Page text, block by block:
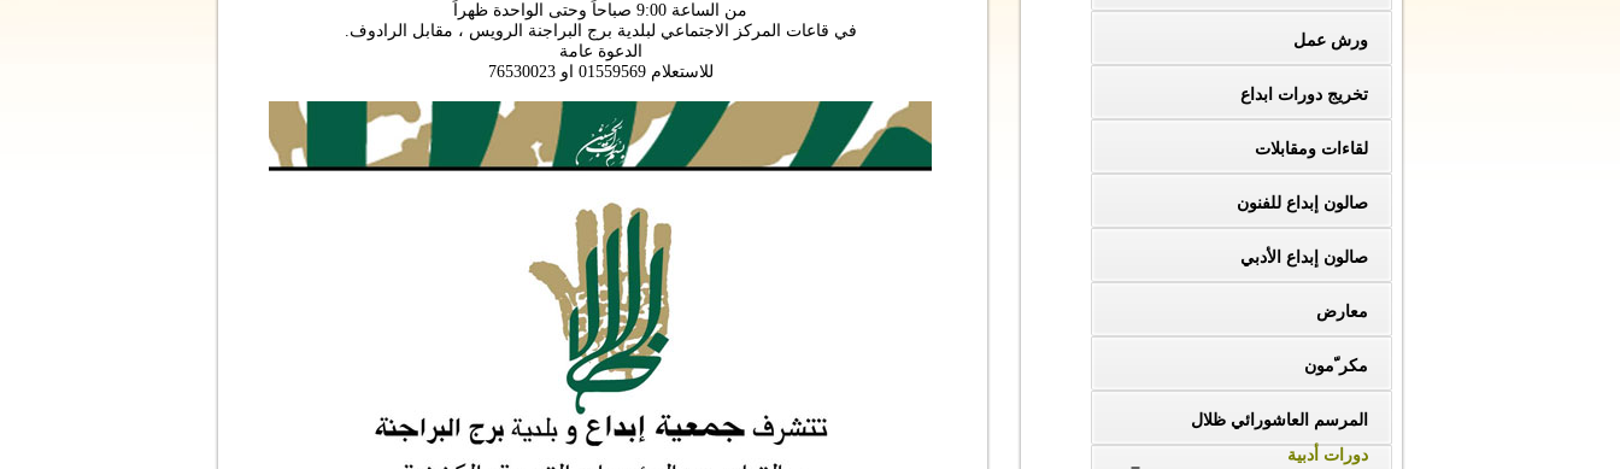
ورش عمل
تخريج دورات ابداع
لقاءات ومقابلات
صالون إبداع للفنون
صالون إبداع الأدبي
معارض
مكر ّمون
المرسم العاشورائي ظلال
دورات أدبية
من الساعة 9:00 صباحاً وحتى الواحدة ظهراً
في قاعات المركز الاجتماعي لبلدية برج البراجنة الرويس ، مقابل الرادوف.
الدعوة عامة
للاستعلام 01559569 او 76530023